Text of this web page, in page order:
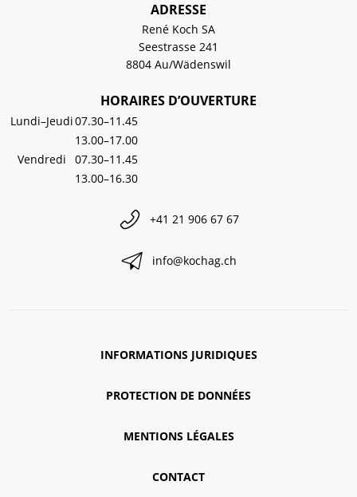
ADRESSE
René Koch SA
Seestrasse 241
8804 Au/Wädenswil
HORAIRES D’OUVERTURE
Lundi–Jeudi07.30–11.45
13.00–17.00
Vendredi
07.30–11.45
13.00–16.30
+41 21 906 67 67
info@kochag.ch
INFORMATIONS JURIDIQUES
PROTECTION DE DONNÉES
MENTIONS LÉGALES
CONTACT